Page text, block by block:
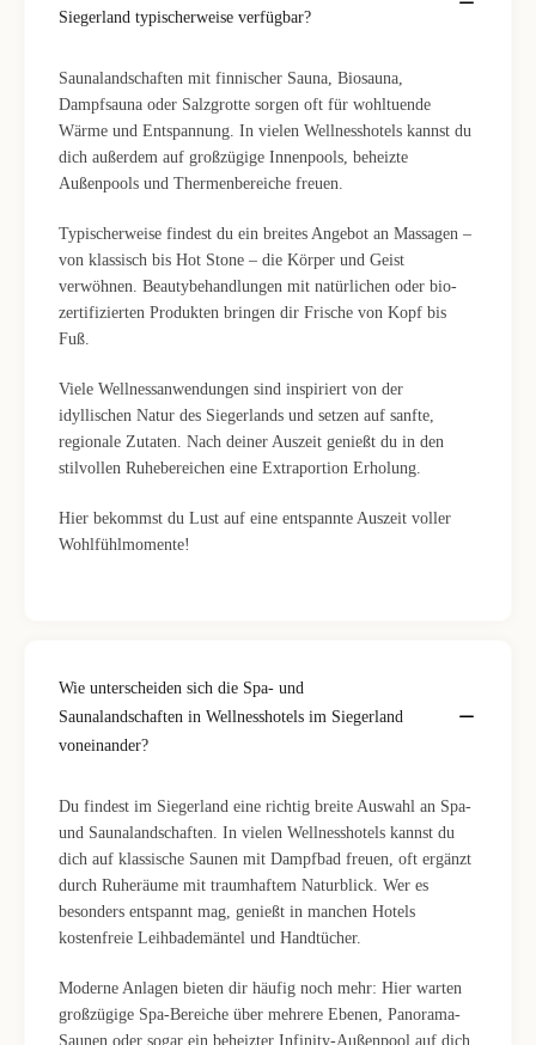
Siegerland typischerweise verfügbar?
Saunalandschaften mit finnischer Sauna, Biosauna,
Dampfsauna oder Salzgrotte sorgen oft für wohltuende
Wärme und Entspannung. In vielen Wellnesshotels kannst du
dich außerdem auf großzügige Innenpools, beheizte
Außenpools und Thermenbereiche freuen.
Typischerweise findest du ein breites Angebot an Massagen –
von klassisch bis Hot Stone – die Körper und Geist
verwöhnen. Beautybehandlungen mit natürlichen oder bio-
zertifizierten Produkten bringen dir Frische von Kopf bis
Fuß.
Viele Wellnessanwendungen sind inspiriert von der
idyllischen Natur des Siegerlands und setzen auf sanfte,
regionale Zutaten. Nach deiner Auszeit genießt du in den
stilvollen Ruhebereichen eine Extraportion Erholung.
Hier bekommst du Lust auf eine entspannte Auszeit voller
Wohlfühlmomente!
Wie unterscheiden sich die Spa- und
Saunalandschaften in Wellnesshotels im Siegerland
voneinander?
Du findest im Siegerland eine richtig breite Auswahl an Spa-
und Saunalandschaften. In vielen Wellnesshotels kannst du
dich auf klassische Saunen mit Dampfbad freuen, oft ergänzt
durch Ruheräume mit traumhaftem Naturblick. Wer es
besonders entspannt mag, genießt in manchen Hotels
kostenfreie Leihbademäntel und Handtücher.
Moderne Anlagen bieten dir häufig noch mehr: Hier warten
großzügige Spa-Bereiche über mehrere Ebenen, Panorama-
Saunen oder sogar ein beheizter Infinity-Außenpool auf dich.